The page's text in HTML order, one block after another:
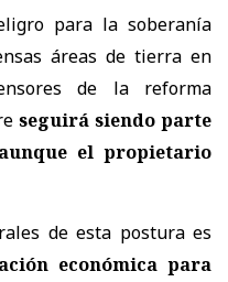
para la soberanía
áreas de tierra en
de la reforma
seguirá siendo parte
el propietario
de esta postura es
económica para